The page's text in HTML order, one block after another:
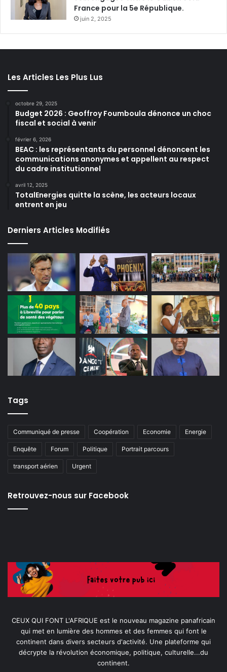
France pour la 5e République.
juin 2, 2025
Les Articles Les Plus Lus
octobre 29, 2025
Budget 2026 : Geoffroy Foumboula dénonce un choc
fiscal et social à venir
février 6, 2026
BEAC : les représentants du personnel dénoncent les
communications anonymes et appellent au respect
du cadre institutionnel
avril 12, 2025
TotalEnergies quitte la scène, les acteurs locaux
entrent en jeu
Derniers Articles Modifiés
Tags
Communiqué de presse Coopération Economie Energie
Enquête Forum Politique Portrait parcours
transport aérien Urgent
Retrouvez-nous sur Facebook
CEUX QUI FONT L'AFRIQUE est le nouveau magazine panafricain
qui met en lumière des hommes et des femmes qui font le
continent dans divers secteurs d'activité. Une plateforme qui
décrypte la révolution économique, politique, culturelle...du
continent.